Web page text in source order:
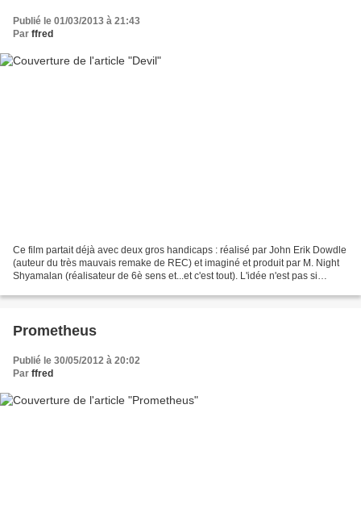
Publié le 01/03/2013 à 21:43
Par ffred
Ce film partait déjà avec deux gros handicaps : réalisé par John Erik Dowdle
(auteur du très mauvais remake de REC) et imaginé et produit par M. Night
Shyamalan (réalisateur de 6è sens et...et c'est tout). L'idée n'est pas si
Prometheus
Publié le 30/05/2012 à 20:02
Par ffred